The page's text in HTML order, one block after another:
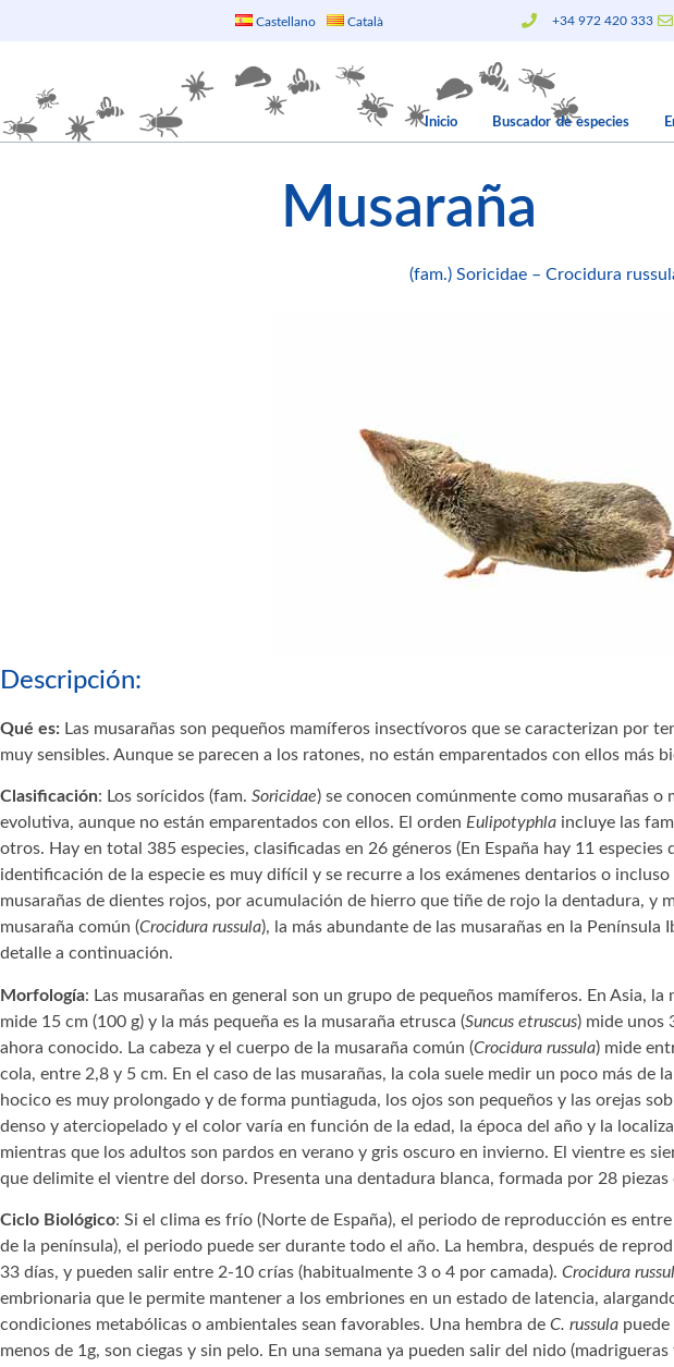
Castellano Català +34 972 420 333
Inicio Buscador de especies
Musaraña
(fam.) Soricidae – Crocidura
Descripción:
Qué es: Las musarañas son pequeños mamíferos insectívoros que se caracterizan por
muy sensibles. Aunque se parecen a los ratones, no están emparentados con ellos más
Clasificación: Los sorícidos (fam. Soricidae) se conocen comúnmente como musarañas o
evolutiva, aunque no están emparentados con ellos. El orden Eulipotyphla incluye las
otros. Hay en total 385 especies, clasificadas en 26 géneros (En España hay 11
identificación de la especie es muy difícil y se recurre a los exámenes dentarios o
musarañas de dientes rojos, por acumulación de hierro que tiñe de rojo la dentadura, y
musaraña común (Crocidura russula), la más abundante de las musarañas en la
detalle a continuación.
Morfología: Las musarañas en general son un grupo de pequeños mamíferos. En Asia, la
mide 15 cm (100 g) y la más pequeña es la musaraña etrusca (Suncus etruscus) mide unos
ahora conocido. La cabeza y el cuerpo de la musaraña común (Crocidura russula) mide
cola, entre 2,8 y 5 cm. En el caso de las musarañas, la cola suele medir un poco más de
hocico es muy prolongado y de forma puntiaguda, los ojos son pequeños y las orejas
denso y aterciopelado y el color varía en función de la edad, la época del año y la
mientras que los adultos son pardos en verano y gris oscuro en invierno. El vientre es
que delimite el vientre del dorso. Presenta una dentadura blanca, formada por 28
Ciclo Biológico: Si el clima es frío (Norte de España), el periodo de reproducción es
de la península), el periodo puede ser durante todo el año. La hembra, después de
33 días, y pueden salir entre 2-10 crías (habitualmente 3 o 4 por camada). Crocidura
embrionaria que le permite mantener a los embriones en un estado de latencia,
condiciones metabólicas o ambientales sean favorables. Una hembra de C. russula puede
menos de 1g, son ciegas y sin pelo. En una semana ya pueden salir del nido